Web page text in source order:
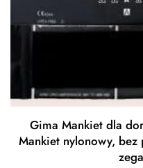
Gima Mankiet dla
Mankiet nylonowy,